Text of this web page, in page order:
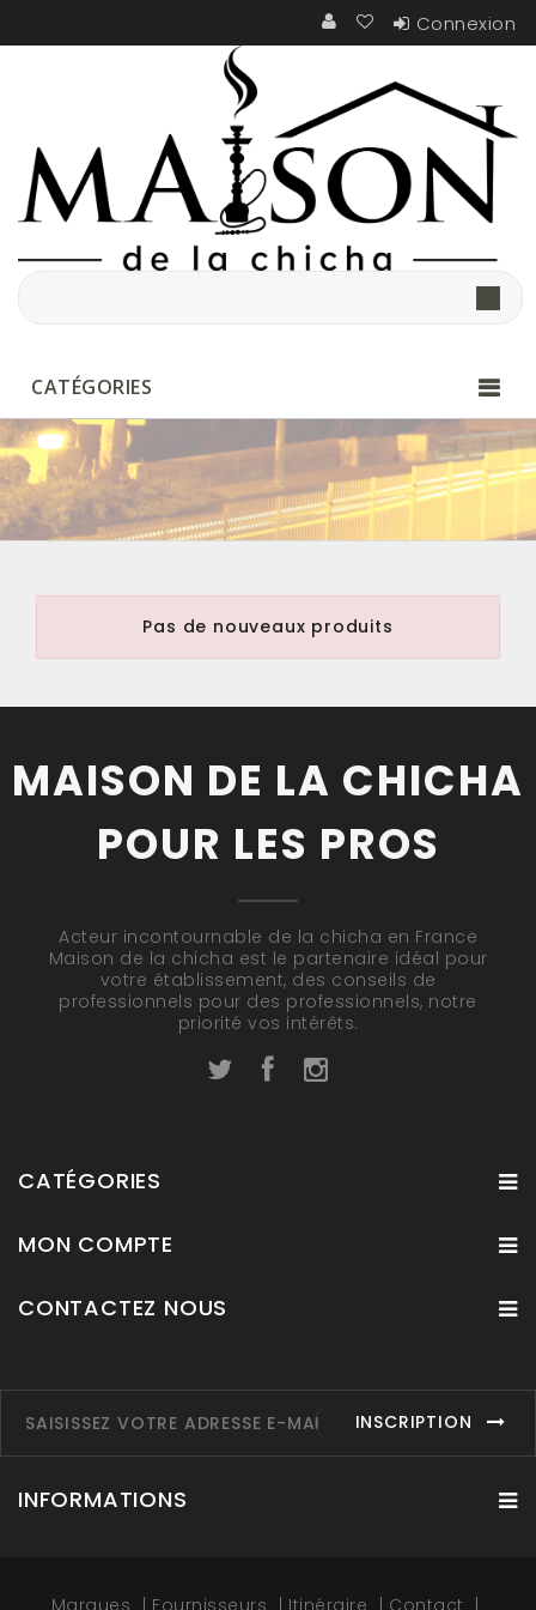
Connexion
CATÉGORIES
Pas de nouveaux produits
MAISON DE LA CHICHA
POUR LES PROS
Acteur incontournable de la chicha en France
Maison de la chicha est le partenaire idéal pour
votre établissement, des conseils de
professionnels pour des professionnels, notre
priorité vos intérêts.
CATÉGORIES
MON COMPTE
CONTACTEZ NOUS
INSCRIPTION
INFORMATIONS